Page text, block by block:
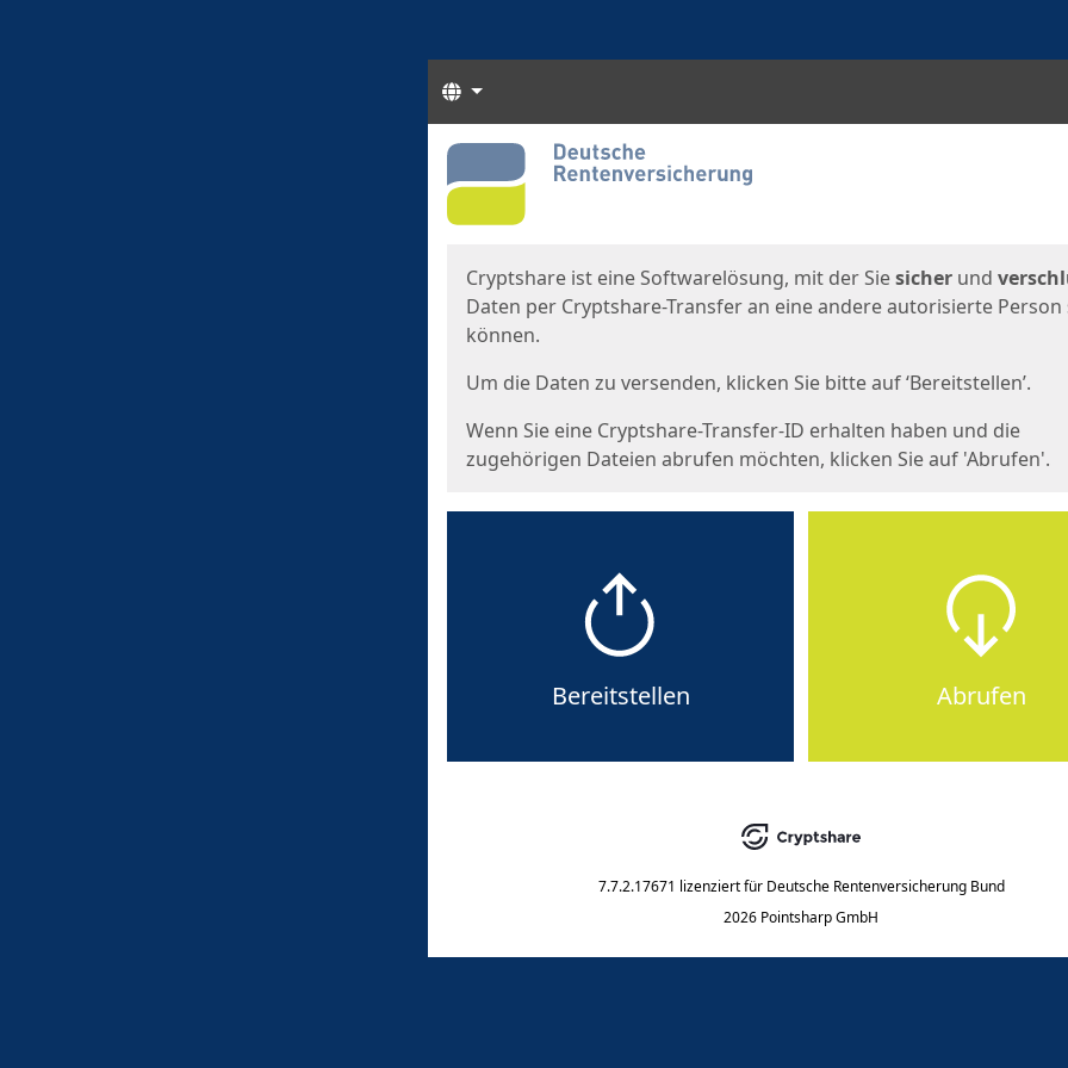
Sprachen
Start
Cryptshare ist eine Softwarelösung, mit der Siesicher und
Daten per Cryptshare-Transfer an eine andere autorisierte Person
können.
Um die Daten zu versenden, klicken Sie bitte auf ‘Bereitstellen’.
Wenn Sie eine Cryptshare-Transfer-ID erhalten haben und die
zugehörigen Dateien abrufen möchten, klicken Sie auf 'Abrufen'.
Bereitstellen Abrufen
7.7.2.17671 lizenziert für Deutsche Rentenversicherung Bund
2026 Pointsharp GmbH